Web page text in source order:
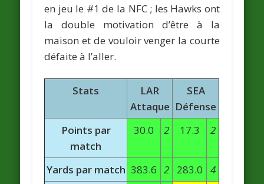
en jeu le #1 de la NFC ; les Hawks ont
la double motivation d’être à la
maison et de vouloir venger la courte
défaite à l’aller.
Stats
LAR
Attaque
SEA
Défense
Points par
match
30.0 2 17.3 2
Yards par match 383.6 2 283.0
4